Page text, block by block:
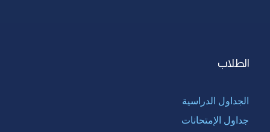
الطلاب
الجداول الدراسية
جداول الإمتحانات